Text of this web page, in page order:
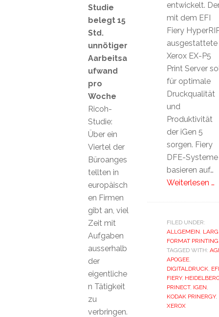
entwickelt.
mit dem EFI
Fiery
ausgestattete
Xerox EX-P5
Print Server
für optimale
Druckqualität
und
Produktivität
der iGen 5
sorgen. Fiery
DFE-Systeme
basieren auf…
Weiterlesen …
FILED UNDER:
ALLGEMEIN,
FORMAT PRINTING
TAGGED WITH:
APOGEE,
DIGITALDRUCK, EFI
FIERY,
PRINECT, IGEN,
KODAK PRINERGY,
XEROX
Studie
belegt 15
Std.
unnötiger
Aarbeitsa
ufwand
pro
Woche
Ricoh-
Studie:
Über ein
Viertel der
Büroanges
tellten in
europäisch
en Firmen
gibt an, viel
Zeit mit
Aufgaben
ausserhalb
der
eigentliche
n Tätigkeit
zu
verbringen.